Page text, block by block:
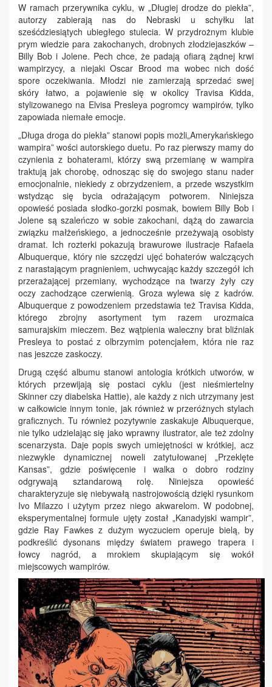
W ramach przerywnika cyklu, w „Długiej drodze do piekła”,
autorzy zabierają nas do Nebraski u schyłku lat
sześćdziesiątych ubiegłego stulecia. W przydrożnym klubie
prym wiedzie para zakochanych, drobnych złodziejaszków –
Billy Bob i Jolene. Pech chce, że padają ofiarą żądnej krwi
wampirzycy, a niejaki Oscar Brood ma wobec nich dość
spore oczekiwania. Młodzi nie zamierzają sprzedać swej
skóry łatwo, a pojawienie się w okolicy Travisa Kidda,
stylizowanego na Elvisa Presleya pogromcy wampirów, tylko
zapowiada niemałe emocje.
„Długa droga do piekła” stanowi popis możli„Amerykańskiego
wampira” wości autorskiego duetu. Po raz pierwszy mamy do
czynienia z bohaterami, którzy swą przemianę w wampira
traktują jak chorobę, odnosząc się do swojego stanu nader
emocjonalnie, niekiedy z obrzydzeniem, a przede wszystkim
wstydząc się bycia odrażającym potworem. Niniejsza
opowieść posiada słodko-gorzki posmak, bowiem Billy Bob i
Jolene są szaleńczo w sobie zakochani, dążą do zawarcia
związku małżeńskiego, a jednocześnie przeżywają osobisty
dramat. Ich rozterki pokazują brawurowe ilustracje Rafaela
Albuquerque, który nie szczędzi ujęć bohaterów walczących
z narastającym pragnieniem, uchwycając każdy szczegół ich
przerażającej przemiany, wychodzące na twarzy żyły czy
oczy zachodzące czerwienią. Groza wylewa się z kadrów.
Albuquerque z powodzeniem przedstawia też Travisa Kidda,
którego zbrojny asortyment tym razem urozmaica
samurajskim mieczem. Bez wątpienia waleczny brat bliźniak
Presleya to postać z olbrzymim potencjałem, która nie raz
nas jeszcze zaskoczy.
Drugą część albumu stanowi antologia krótkich utworów, w
których przewijają się postaci cyklu (jest nieśmiertelny
Skinner czy diabelska Hattie), ale każdy z nich utrzymany jest
w całkowicie innym tonie, jak również w przeróżnych stylach
graficznych. Tu również pozytywnie zaskakuje Albuquerque,
nie tylko udzielając się jako wprawny ilustrator, ale też zdolny
scenarzysta. Daje popis swych umiejętności w krótkiej, acz
niezwykle dynamicznej noweli zatytułowanej „Przeklęte
Kansas”, gdzie poświęcenie i walka o dobro rodziny
odgrywają sztandarową rolę. Niniejsza opowieść
charakteryzuje się niebywałą nastrojowością dzięki rysunkom
Ivo Milazzo i użytym przez niego akwarelom. W podobnej,
eksperymentalnej formule ujęty został „Kanadyjski wampir”,
gdzie Ray Fawkes z dużym wyczuciem operuje bielą, by
podkreślić dysonans między światem prawego trapera i
łowcy nagród, a mrokiem skupiającym się wokół
miejscowych wampirów.